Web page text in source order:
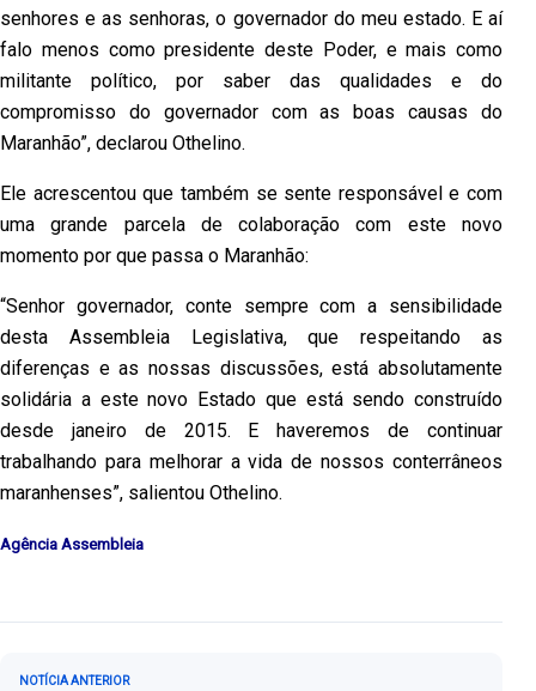
senhores e as senhoras, o governador do meu estado. E aí
falo menos como presidente deste Poder, e mais como
militante político, por saber das qualidades e do
compromisso do governador com as boas causas do
Maranhão”, declarou Othelino.
Ele acrescentou que também se sente responsável e com
uma grande parcela de colaboração com este novo
momento por que passa o Maranhão:
“Senhor governador, conte sempre com a sensibilidade
desta Assembleia Legislativa, que respeitando as
diferenças e as nossas discussões, está absolutamente
solidária a este novo Estado que está sendo construído
desde janeiro de 2015. E haveremos de continuar
trabalhando para melhorar a vida de nossos conterrâneos
maranhenses”, salientou Othelino.
Agência Assembleia
Navegação de Post
NOTÍCIA ANTERIOR